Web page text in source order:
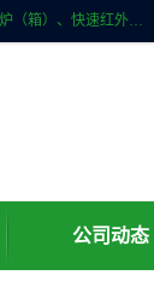
许昌市红外技术研究所有限公司主要产品有：红外辐射（吸收）涂料、红外加热元件、红外辐射加热模块（板）、红外辐射加热炉（箱）、快速红外辐射加热器、系列高端红外加热实验设备、系列红外加热控制器等。
公司动态